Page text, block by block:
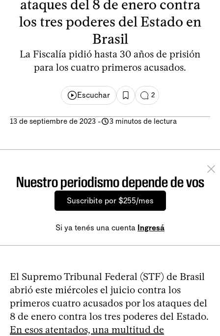
ataques del 8 de enero contra
los tres poderes del Estado en
Brasil
La Fiscalía pidió hasta 30 años de prisión
para los cuatro primeros acusados.
Escuchar 2
13 de septiembre de 2023 - 3 minutos de lectura
Nuestro periodismo depende de vos
Suscribite por $255/mes
Si ya tenés una cuenta Ingresá
El Supremo Tribunal Federal (STF) de Brasil
abrió este miércoles el juicio contra los
primeros cuatro acusados por los ataques del
8 de enero contra los tres poderes del Estado.
En esos atentados, una multitud de